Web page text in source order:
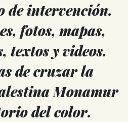
de intervención.
fotos, mapas,
textos y videos.
de cruzar la
Monamur
del color.